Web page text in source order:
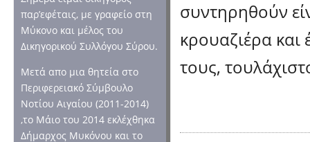
παρ’εφέταις, με γραφείο στη
Μύκονο και μέλος του
Δικηγορικού Συλλόγου Σύρου.
Μετά απο μια θητεία στο
Περιφερειακό Σύμβουλο
Νοτίου Αιγαίου (2011-2014)
,το Μάιο του 2014 εκλέχθηκα
Δήμαρχος Μυκόνου και το
συντηρηθούν
κρουαζιέρα
τους,